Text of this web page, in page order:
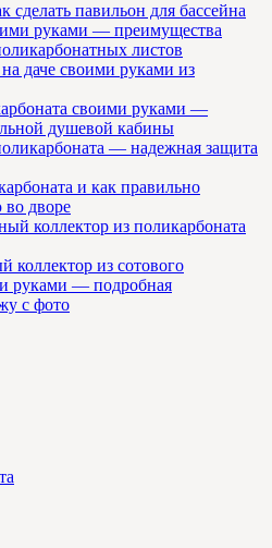
сделать павильон для бассейна
руками — преимущества
листов
своими руками —
душевой кабины
и как правильно
во дворе
из сотового
руками — подробная
с фото